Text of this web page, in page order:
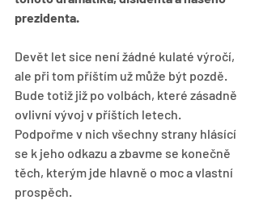
prezidenta.
Devět let sice není žádné kulaté výročí,
ale při tom příštím už může být pozdě.
Bude totiž již po volbách, které zásadně
ovlivní vývoj v příštích letech.
Podpořme v nich všechny strany hlásící
se k jeho odkazu a zbavme se konečně
těch, kterým jde hlavně o moc a vlastní
prospěch.